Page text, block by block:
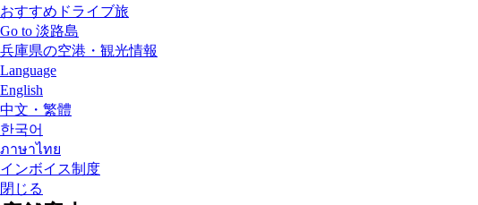
おすすめドライブ旅
Go to 淡路島
兵庫県の空港・観光情報
Language
English
中文・繁體
한국어
ภาษาไทย
インボイス制度
閉じる